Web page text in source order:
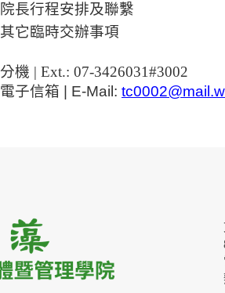
院長行程安排及聯繫
其它臨時交辦事項
分機 | Ext.: 07-3426031#3002
電子信箱 | E-Mail: